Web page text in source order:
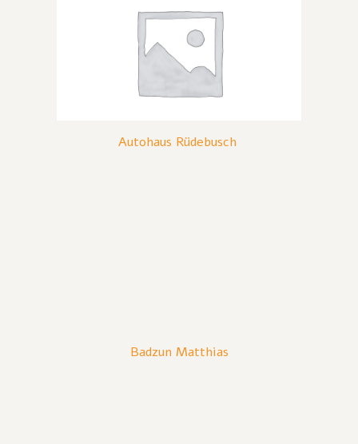
Autohaus Rüdebusch
Badzun Matthias